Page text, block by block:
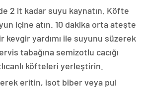
2 lt kadar suyu kaynatın. Köfte
içine atın. 10 dakika orta ateşte
kevgir yardımı ile suyunu süzerek
tabağına semizotlu cacığı
köfteleri yerleştirin.
eritin, isot biber veya pul